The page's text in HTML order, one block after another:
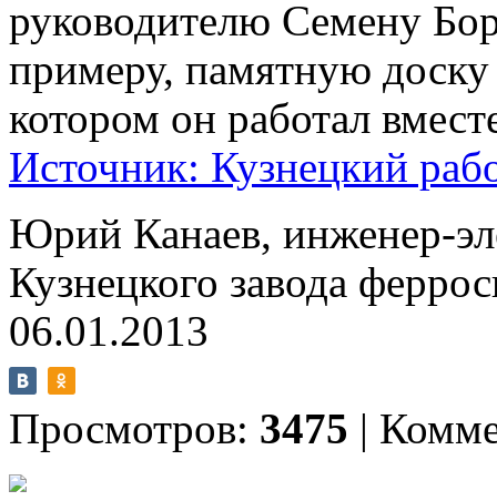
руководителю Семену
примеру, памятную
котором он работал
Источник: Кузнецкий
Юрий Канаев, инженер-
Кузнецкого завода
06.01.2013
Просмотров: 3475 |